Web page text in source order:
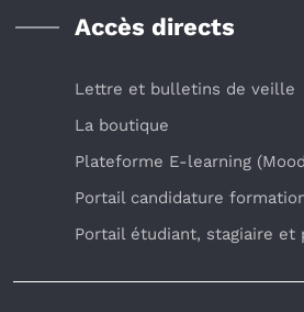
Accès directs
Lettre et bulletins de veille
La boutique
Plateforme E-learning
Portail candidature
Portail étudiant, stagiaire et